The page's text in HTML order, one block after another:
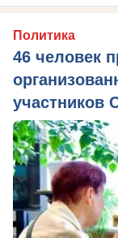
Политика
46 человек
участников